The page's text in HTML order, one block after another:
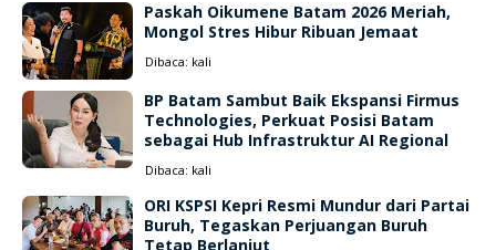
Paskah Oikumene Batam 2026 Meriah,
Mongol Stres Hibur Ribuan Jemaat
Dibaca: kali
BP Batam Sambut Baik Ekspansi Firmus
Technologies, Perkuat Posisi Batam
sebagai Hub Infrastruktur AI Regional
Dibaca: kali
ORI KSPSI Kepri Resmi Mundur dari Partai
Buruh, Tegaskan Perjuangan Buruh
Tetap Berlanjut